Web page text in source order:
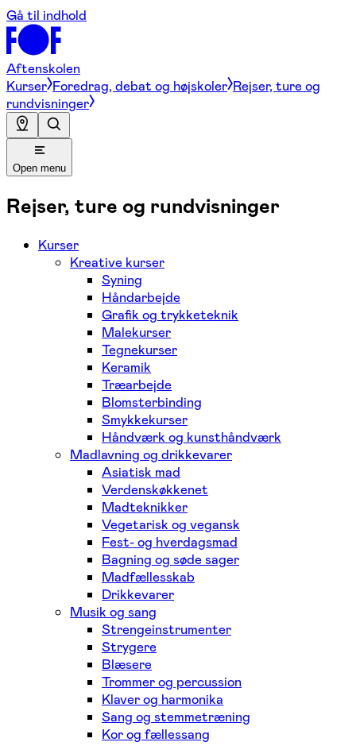
Gå til indhold
Aftenskolen
Kurser Foredrag, debat og højskoler Rejser, ture og
rundvisninger
Open menu
Rejser, ture og rundvisninger
Kurser
Kreative kurser
Syning
Håndarbejde
Grafik og trykketeknik
Malekurser
Tegnekurser
Keramik
Træarbejde
Blomsterbinding
Smykkekurser
Håndværk og kunsthåndværk
Madlavning og drikkevarer
Asiatisk mad
Verdenskøkkenet
Madteknikker
Vegetarisk og vegansk
Fest- og hverdagsmad
Bagning og søde sager
Madfællesskab
Drikkevarer
Musik og sang
Strengeinstrumenter
Strygere
Blæsere
Trommer og percussion
Klaver og harmonika
Sang og stemmetræning
Kor og fællessang